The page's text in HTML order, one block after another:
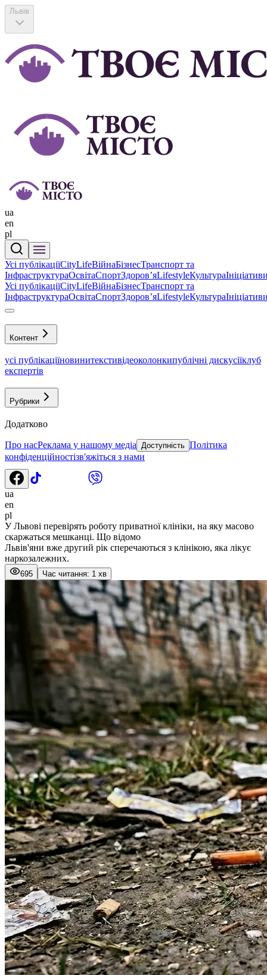
Львів
ua
en
pl
Усі публікаціїCityLifeВійнаБізнесТранспорт та
ІнфраструктураОсвітаСпортЗдоровʼяLifestyleКультура
Усі публікаціїCityLifeВійнаБізнесТранспорт та
ІнфраструктураОсвітаСпортЗдоровʼяLifestyleКультура
Контент
усі публікаціїновинитекстивідеоколонкипублічні дискусіїклуб
експертів
Рубрики
Додатково
Про насРеклама у нашому медіа Доступність Політика
конфіденційностізв'яжіться з нами
ua
en
pl
У Львові перевірять роботу приватної клініки, на яку масово
скаржаться мешканці. Що відомо
Львів'яни вже другий рік сперечаються з клінікою, яка лікує
наркозалежних.
695 Час читання: 1 хв